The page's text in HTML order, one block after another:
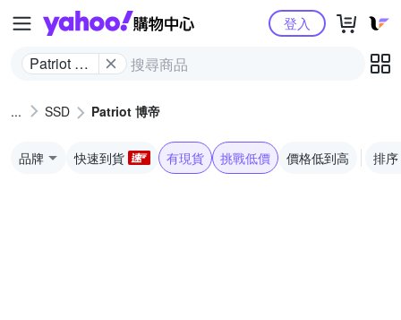
Yahoo購物中心
Patriot 博
登入
SSD Patriot 博帝
品牌 快速到貨 有現貨 挑戰低價 價格低到高 排序